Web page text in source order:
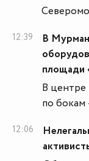
12:39
В
площади
В центре
по бокам
12:06